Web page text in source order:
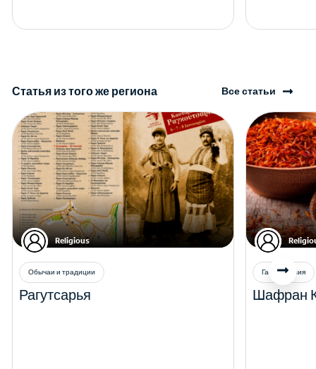
Статья из того же региона Все статьи
Religious
Обычаи и традиции
Рагутсарья
Гастрономия
Шафран